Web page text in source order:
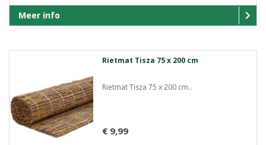
Meer info
Rietmat Tisza 75 x 200 cm
Rietmat Tisza 75 x 200 cm..
€ 9,99